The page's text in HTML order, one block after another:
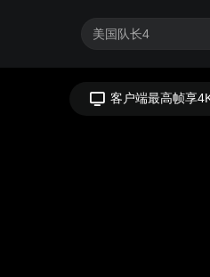
客户端最高帧享